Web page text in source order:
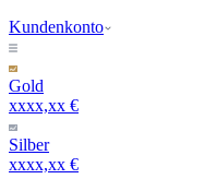
Kundenkonto
Gold
xxxx,xx €
Silber
xxxx,xx €